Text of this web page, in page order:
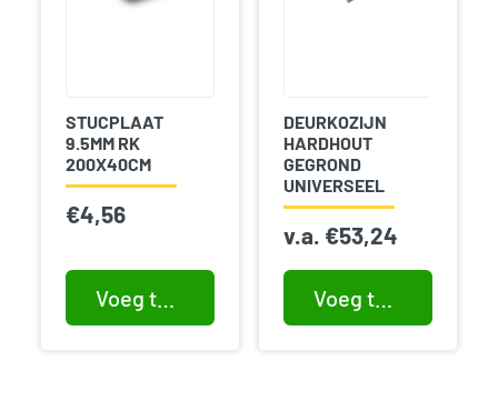
STUCPLAAT
9.5MM RK
200X40CM
€4,56
Voeg toe aan winkelwagen
DEURKOZIJN
HARDHOUT
GEGROND
UNIVERSEEL
v.a. €53,24
Voeg toe aan winkelwagen